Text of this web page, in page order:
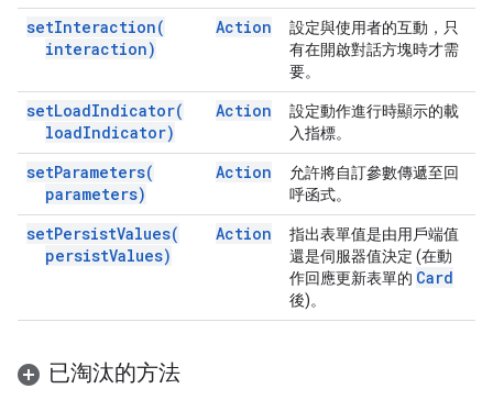
setInteraction(
interaction)
Action
設定與使用者的互動，只
有在開啟對話方塊時才需
要。
setLoadIndicator(
loadIndicator)
Action
設定動作進行時顯示的載
入指標。
setParameters(
parameters)
Action
允許將自訂參數傳遞至回
呼函式。
setPersistValues(
persistValues)
Action
指出表單值是由用戶端值
還是伺服器值決定 (在動
作回應更新表單的 Card
後)。
已淘汰的方法